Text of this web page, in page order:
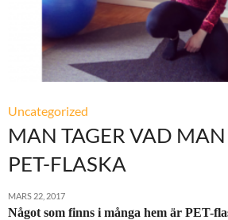
Uncategorized
MAN TAGER VAD
PET-FLASKA
MARS 22, 2017
Något som finns i många hem är PET-